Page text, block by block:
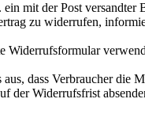
mit der Post versandter
zu widerrufen,
Widerrufsformular
dass Verbraucher die
der Widerrufsfrist